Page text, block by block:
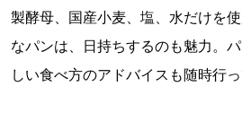
製酵母、国産小麦、塩、水だけを
なパンは、日持ちするのも魅力。
しい食べ方のアドバイスも随時行っ